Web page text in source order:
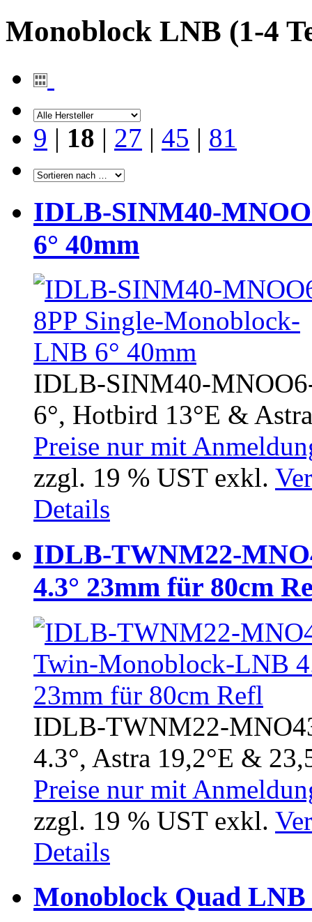
Monoblock LNB (1-4
9 | 18 | 27 | 45 | 81
IDLB-SINM40-
6° 40mm
IDLB-SINM40-
6°, Hotbird 13°E &
Preise nur mit
zzgl. 19 % UST exkl.
Details
IDLB-TWNM22-
4.3° 23mm für 80cm
IDLB-TWNM22-
4.3°, Astra 19,2°E &
Preise nur mit
zzgl. 19 % UST exkl.
Details
Monoblock Quad LNB